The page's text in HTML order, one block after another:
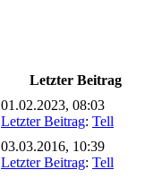
Letzter Beitrag
01.02.2023, 08:03
Letzter Beitrag: Tell
03.03.2016, 10:39
Letzter Beitrag: Tell